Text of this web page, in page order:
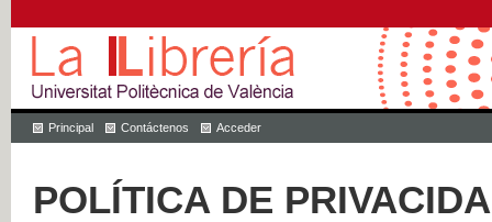
Principal Contáctenos Acceder
POLÍTICA DE